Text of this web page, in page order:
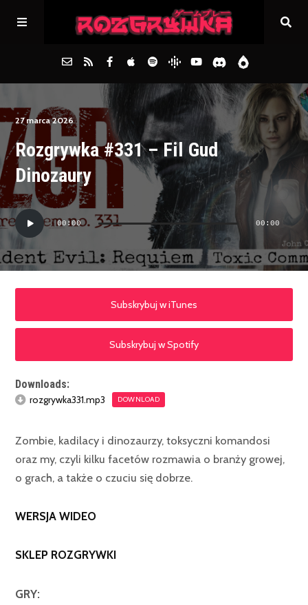
Główna
Archiwum
FAQs
Kontakt
27 marca 2026
Rozgrywka #331 – Fil Gud
Dinozaury
Odtwarzacz
plików
dźwiękowych
00:00 00:00
Subskrybuj w iTunes
Subskrybuj w Spotify
Downloads:
rozgrywka331.mp3 DOWNLOAD
Zombie, kadilacy i dinozaurzy, toksyczni komandosi
oraz my, czyli kilku facetów rozmawia o branży growej,
o grach, a także o czuciu się dobrze.
WERSJA WIDEO
SKLEP ROZGRYWKI
GRY: